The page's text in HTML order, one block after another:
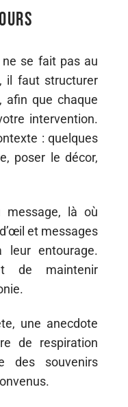
ne se fait pas au
il faut structurer
afin que chaque
intervention.
: quelques
poser le décor,
là où
et messages
leur entourage.
de maintenir
une anecdote
de respiration
des souvenirs